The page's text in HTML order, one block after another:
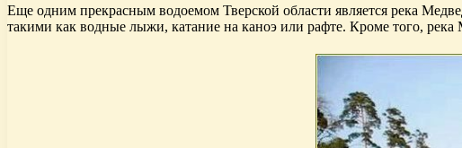
Еще одним прекрасным водоемом Тверской области является река
такими как водные лыжи, катание на каноэ или рафте. Кроме того,